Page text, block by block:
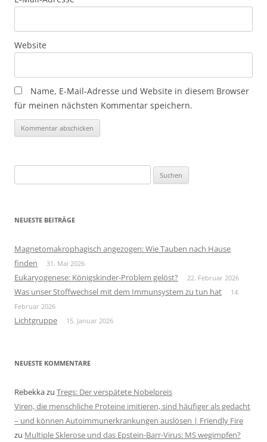
Website
Name, E-Mail-Adresse und Website in diesem Browser
für meinen nächsten Kommentar speichern.
nach:
NEUESTE BEITRÄGE
Magnetomakrophagisch angezogen: Wie Tauben nach Hause
finden
31. Mai 2026
Eukaryogenese: Königskinder-Problem gelöst? 22. Februar 2026
Was unser Stoffwechsel mit dem Immunsystem zu tun hat
14.
Februar 2026
Lichtgruppe 15. Januar 2026
NEUESTE KOMMENTARE
Rebekkazu Tregs: Der verspätete Nobelpreis
Viren, die menschliche Proteine imitieren, sind häufiger als gedacht
– und können Autoimmunerkrankungen auslösen | Friendly Fire
zu Multiple Sklerose und das Epstein-Barr-Virus: MS wegimpfen?